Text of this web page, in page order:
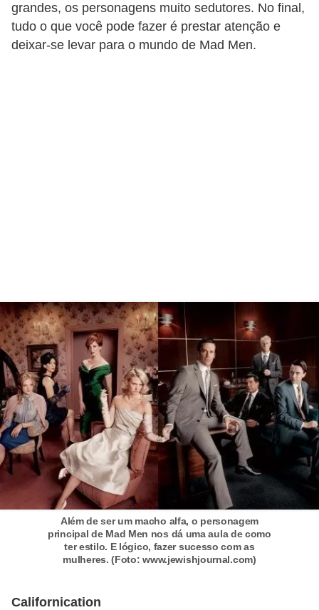
grandes, os personagens muito sedutores. No final,
tudo o que você pode fazer é prestar atenção e
deixar-se levar para o mundo de Mad Men.
Além de ser um macho alfa, o personagem
principal de Mad Men nos dá uma aula de como
ter estilo. E lógico, fazer sucesso com as
mulheres. (Foto: www.jewishjournal.com)
Californication